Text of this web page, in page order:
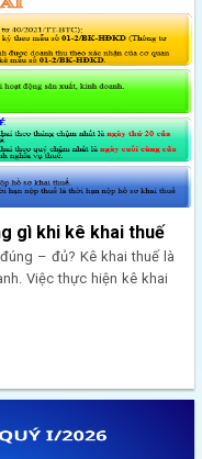
gì khi kê khai thuế
– đủ? Kê khai thuế là
Việc thực hiện kê khai